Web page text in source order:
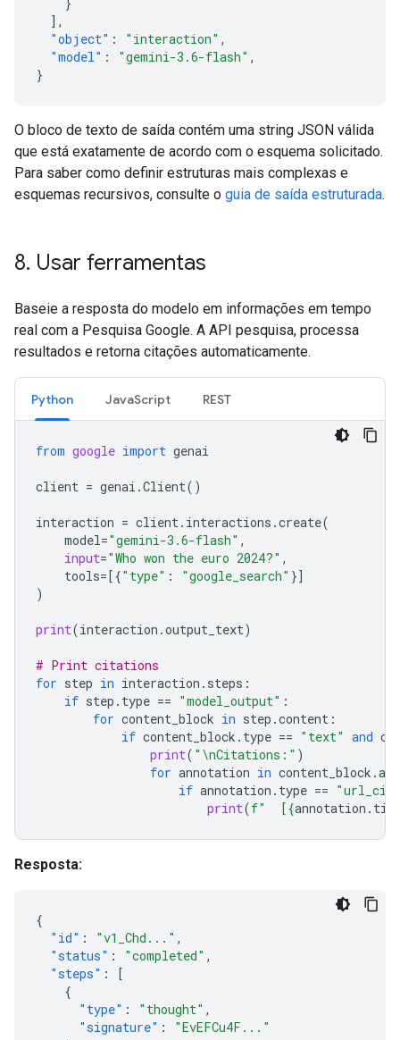
],
"object" : "interaction" ,
"model" : "gemini-3.6-flash" ,
}
O bloco de texto de saída contém uma string JSON válida
que está exatamente de acordo com o esquema solicitado.
Para saber como definir estruturas mais complexas e
esquemas recursivos, consulte o guia de saída estruturada.
8. Usar ferramentas
Baseie a resposta do modelo em informações em tempo
real com a Pesquisa Google. A API pesquisa, processa
resultados e retorna citações automaticamente.
Python JavaScript REST
from google import genai
client = genai .Client()
interaction = client. interactions .create(
model="gemini-3.6-flash" ,
input="Who won the euro 2024?" ,
tools=[{"type" : "google_search" }]
)
print(interaction .output_text)
# Print citations
for step in interaction . steps :
if step . type == "model_output" :
for content_block in step .content :
if content_block . type == "text" and
print( " \nCitations:" )
for annotation in content_block .
if annotation . type ==
print(f"  [{annotation .
Resposta:
{
"id" : "v1_Chd..." ,
"status" : "completed" ,
"steps" :
[
{
"type" : "thought" ,
"signature" :
"EvEFCu4F..."